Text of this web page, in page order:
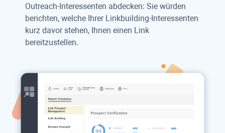
Outreach-Interessenten abdecken: Sie würden
berichten, welche Ihrer Linkbuilding-Interessenten
kurz davor stehen, Ihnen einen Link
bereitzustellen.